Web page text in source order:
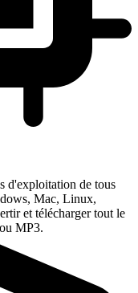
d'exploitation de tous
Mac, Linux,
et télécharger tout le
MP3.